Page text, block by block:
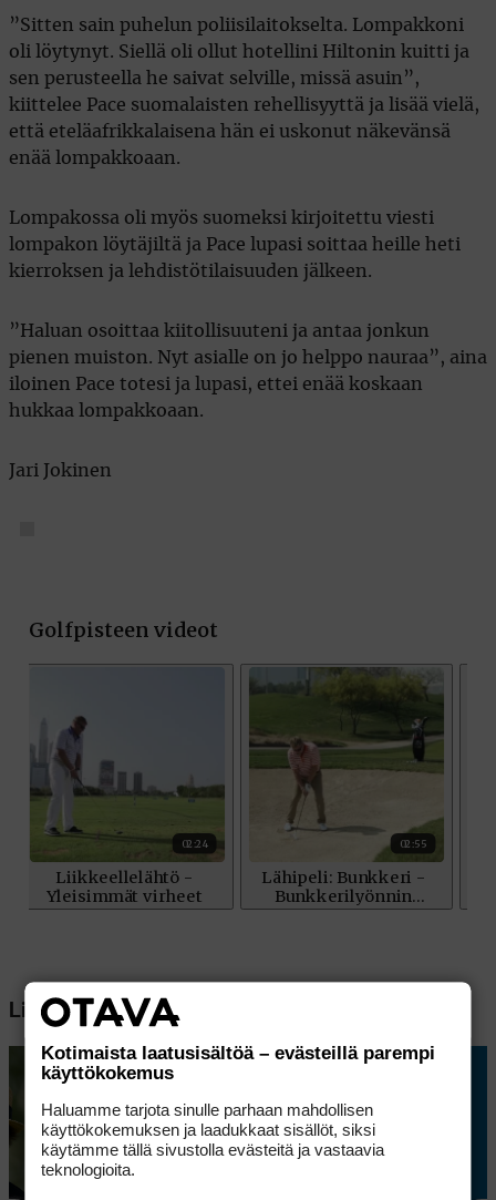
”Sitten sain puhelun poliisilaitokselta. Lompakkoni
oli löytynyt. Siellä oli ollut hotellini Hiltonin kuitti ja
sen perusteella he saivat selville, missä asuin”,
kiittelee Pace suomalaisten rehellisyyttä ja lisää vielä,
että eteläafrikkalaisena hän ei uskonut näkevänsä
enää lompakkoaan.
Lompakossa oli myös suomeksi kirjoitettu viesti
lompakon löytäjiltä ja Pace lupasi soittaa heille heti
kierroksen ja lehdistötilaisuuden jälkeen.
”Haluan osoittaa kiitollisuuteni ja antaa jonkun
pienen muiston. Nyt asialle on jo helppo nauraa”, aina
iloinen Pace totesi ja lupasi, ettei enää koskaan
hukkaa lompakkoaan.
Jari Jokinen
Lisää aiheesta
Kotimaista laatusisältöä – evästeillä parempi
käyttökokemus
Haluamme tarjota sinulle parhaan mahdollisen
käyttökokemuksen ja laadukkaat sisällöt, siksi
käytämme tällä sivustolla evästeitä ja vastaavia
teknologioita.